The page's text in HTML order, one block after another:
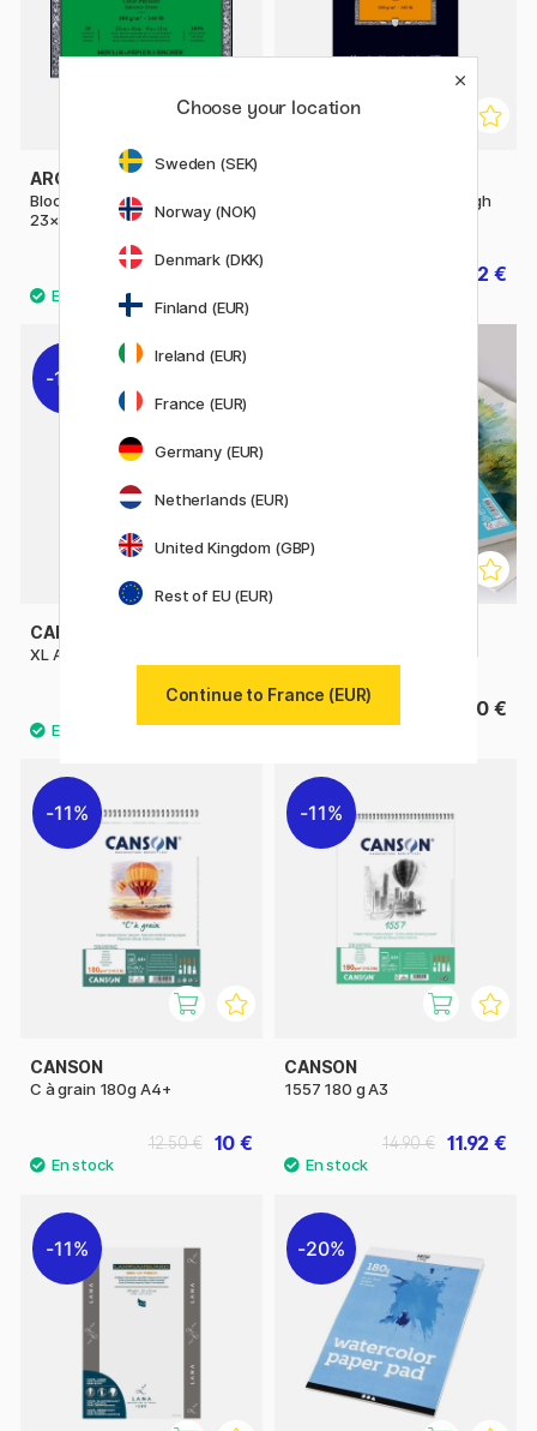
ARCHES
Bloc Aquarelle CP 300g
23×31cm
77.50 €
Papier pour aquarelle Rough
22 €
11%
CANSON
XL Aquarelle 300g A4
13.52 € 29.90 €
11%
CANSON
C à grain 180g A4+
10 €
12.50 €
11%
CANSON
1557 180 g A3
11.92 €
14.90 €
11% 20%
Choose your location
Sweden (SEK)
Norway (NOK)
Denmark (DKK)
Finland (EUR)
Ireland (EUR)
France (EUR)
Germany (EUR)
Netherlands (EUR)
United Kingdom (GBP)
Rest of EU (EUR)
Continue to France (EUR)